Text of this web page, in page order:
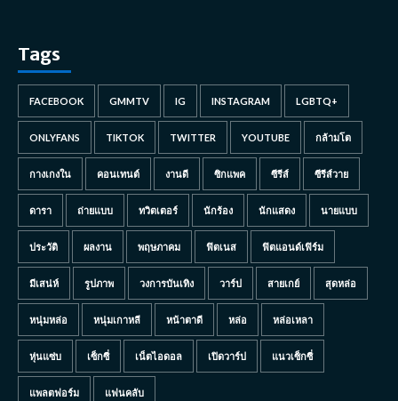
Tags
FACEBOOK GMMTV IG INSTAGRAM LGBTQ+
ONLYFANS TIKTOK TWITTER YOUTUBE กล้ามโต
กางเกงใน คอนเทนต์ งานดี ซิกแพค ซีรีส์ ซีรีส์วาย
ดารา ถ่ายแบบ ทวิตเตอร์ นักร้อง นักแสดง นายแบบ
ประวัติ ผลงาน พฤษภาคม ฟิตเนส ฟิตแอนด์เฟิร์ม
มีเสน่ห์ รูปภาพ วงการบันเทิง วาร์ป สายเกย์ สุดหล่อ
หนุ่มหล่อ หนุ่มเกาหลี หน้าตาดี หล่อ หล่อเหลา
หุ่นแซ่บ เซ็กซี่ เน็ตไอดอล เปิดวาร์ป แนวเซ็กซี่
แพลตฟอร์ม แฟนคลับ